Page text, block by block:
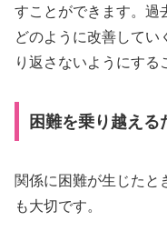
すことができます。過
どのように改善してい
り返さないようにする
困難を乗り越える
関係に困難が生じたと
も大切です。